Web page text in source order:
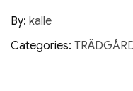
By: kalle
Categories: